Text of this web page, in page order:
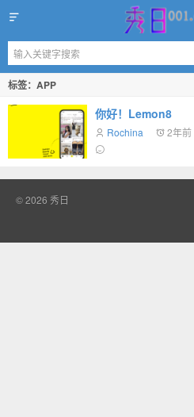
秀日
标签：APP
你好！Lemon8
Rochina 2年前
© 2026 秀日